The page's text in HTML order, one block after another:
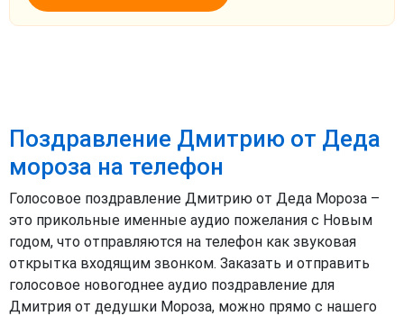
Поздравление Дмитрию от Деда
мороза на телефон
Голосовое поздравление Дмитрию от Деда Мороза –
это прикольные именные аудио пожелания с Новым
годом, что отправляются на телефон как звуковая
открытка входящим звонком. Заказать и отправить
голосовое новогоднее аудио поздравление для
Дмитрия от дедушки Мороза, можно прямо с нашего